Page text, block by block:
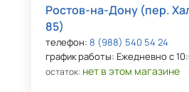
Ростов-на-Дону (пер.
85)
телефон: 8 (988) 540 54 24
график работы: Ежедневно с
остаток: нет в этом магазине